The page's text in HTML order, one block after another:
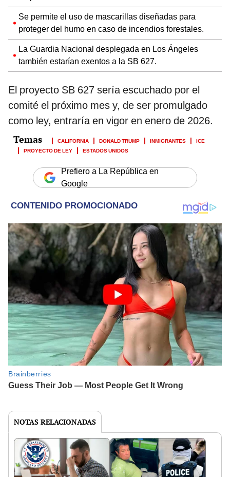
Se permite el uso de mascarillas diseñadas para
proteger del humo en caso de incendios forestales.
La Guardia Nacional desplegada en Los Ángeles
también estarían exentos a la SB 627.
El proyecto SB 627 sería escuchado por el
comité el próximo mes y, de ser promulgado
como ley, entraría en vigor en enero de 2026.
CALIFORNIA DONALD TRUMP INMIGRANTES
ICE
PROYECTO DE LEY
ESTADOS UNIDOS
Prefiero a La República en
Google
NOTAS RELACIONADAS